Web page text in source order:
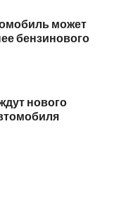
может
бензинового
нового